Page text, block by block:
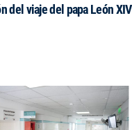
viaje del papa León